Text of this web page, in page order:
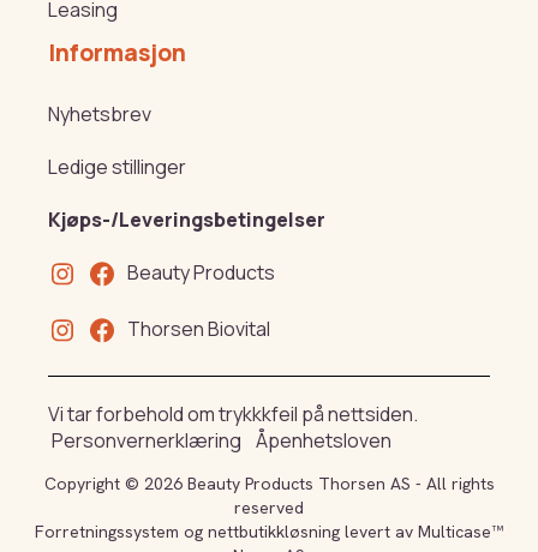
Leasing
Informasjon
Nyhetsbrev
Ledige stillinger
Kjøps-/Leveringsbetingelser
Beauty Products
Thorsen Biovital
Vi tar forbehold om trykkkfeil på nettsiden.
Personvernerklæring Åpenhetsloven
Copyright © 2026 Beauty Products Thorsen AS - All rights
reserved
Forretningssystem og nettbutikkløsning levert av Multicase™